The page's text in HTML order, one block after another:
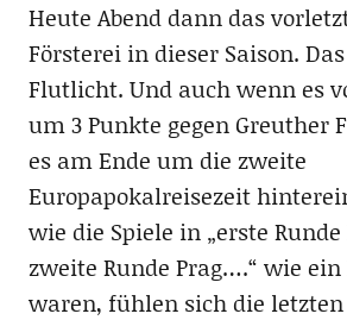
Heute Abend dann das
Försterei in dieser Saison.
Flutlicht. Und auch wenn es
um 3 Punkte gegen Greuther
es am Ende um die zweite
Europapokalreisezeit
wie die Spiele in „erste
zweite Runde Prag….“ wie ein
waren, fühlen sich die